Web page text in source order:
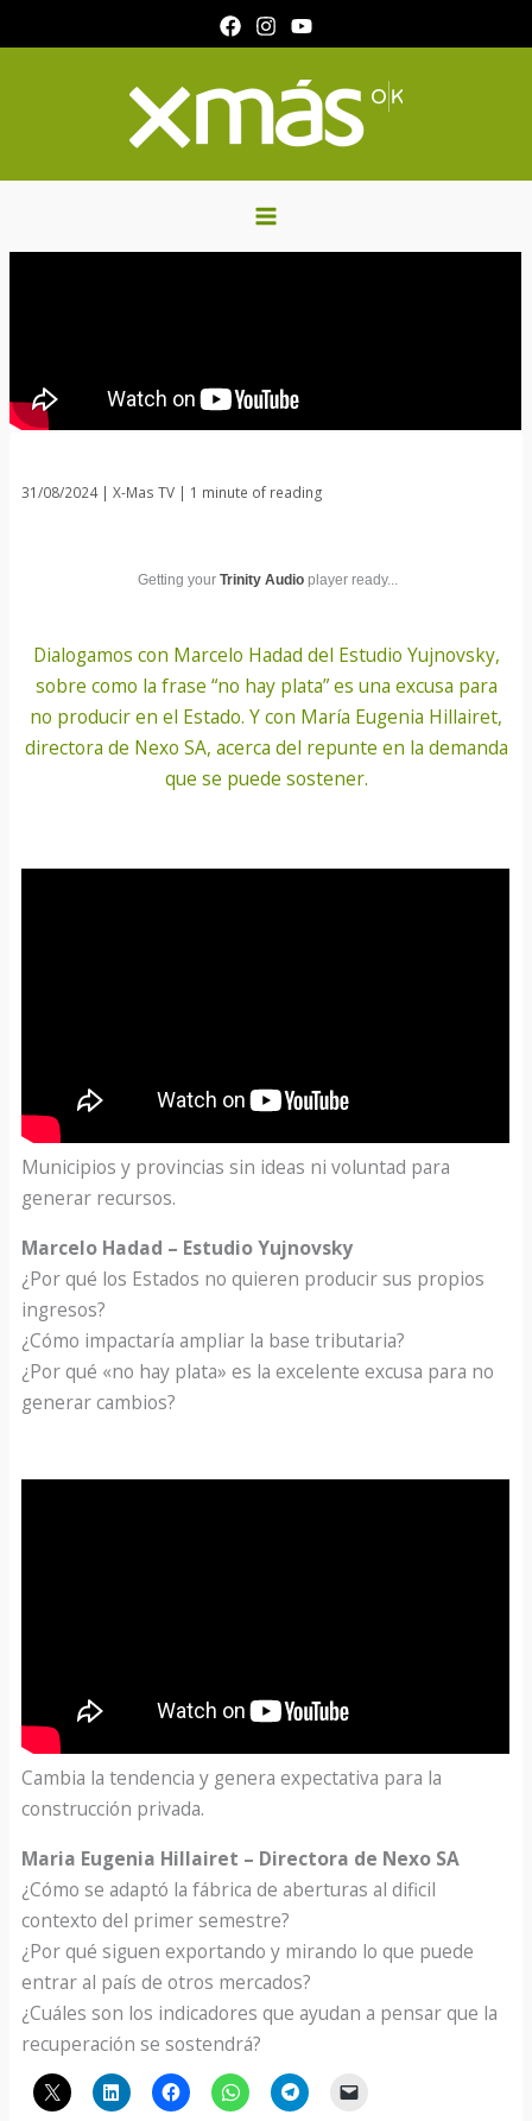
al
31/08/2024 |X-Mas TV | 1 minute of reading
Getting your Trinity Audioplayer ready...
Dialogamos con Marcelo Hadad del Estudio Yujnovsky,
sobre como la frase “no hay plata” es una excusa para
no producir en el Estado. Y con María Eugenia Hillairet,
directora de Nexo SA, acerca del repunte en la demanda
que se puede sostener.
Municipios y provincias sin ideas ni voluntad para
generar recursos.
Marcelo Hadad – Estudio Yujnovsky
¿Por qué los Estados no quieren producir sus propios
ingresos?
¿Cómo impactaría ampliar la base tributaria?
¿Por qué «no hay plata» es la excelente excusa para no
generar cambios?
Cambia la tendencia y genera expectativa para la
construcción privada.
Maria Eugenia Hillairet – Directora de Nexo SA
¿Cómo se adaptó la fábrica de aberturas al dificil
contexto del primer semestre?
¿Por qué siguen exportando y mirando lo que puede
entrar al país de otros mercados?
¿Cuáles son los indicadores que ayudan a pensar que la
recuperación se sostendrá?